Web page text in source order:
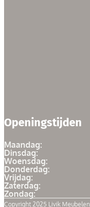
Openingstijden
Maandag:
Dinsdag:
Woensdag:
Donderdag:
Vrijdag:
Zaterdag:
Zondag:
Copyright 2025 Livik Meubelen